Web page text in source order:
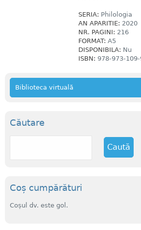
SERIA: Philologia
AN APARITIE: 2020
NR. PAGINI: 216
FORMAT: A5
DISPONIBILA: Nu
ISBN: 978-973-
Biblioteca virtuală
Căutare
C
Coș cumpărături
Coșul dv. este gol.